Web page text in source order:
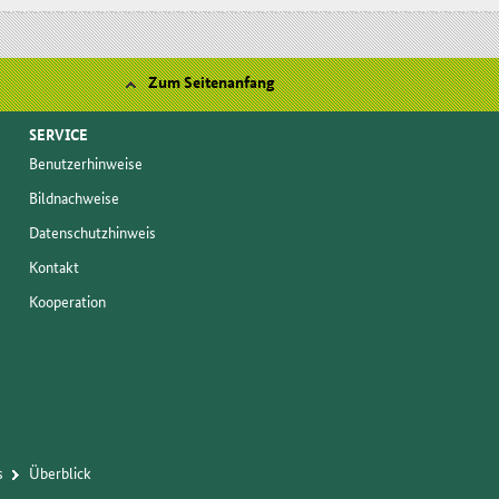
Zum Seitenanfang
SERVICE
Be­nut­zer­hin­wei­se
Bild­nach­wei­se
Da­ten­schutz­hin­weis
Kon­takt
Ko­ope­ra­ti­on
Über­blick